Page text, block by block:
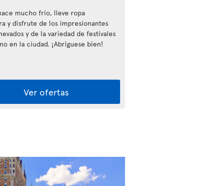
mucho frío, lleve ropa
y disfrute de los impresionantes
y de la variedad de festivales
en la ciudad. ¡Abríguese bien!
Ver ofertas